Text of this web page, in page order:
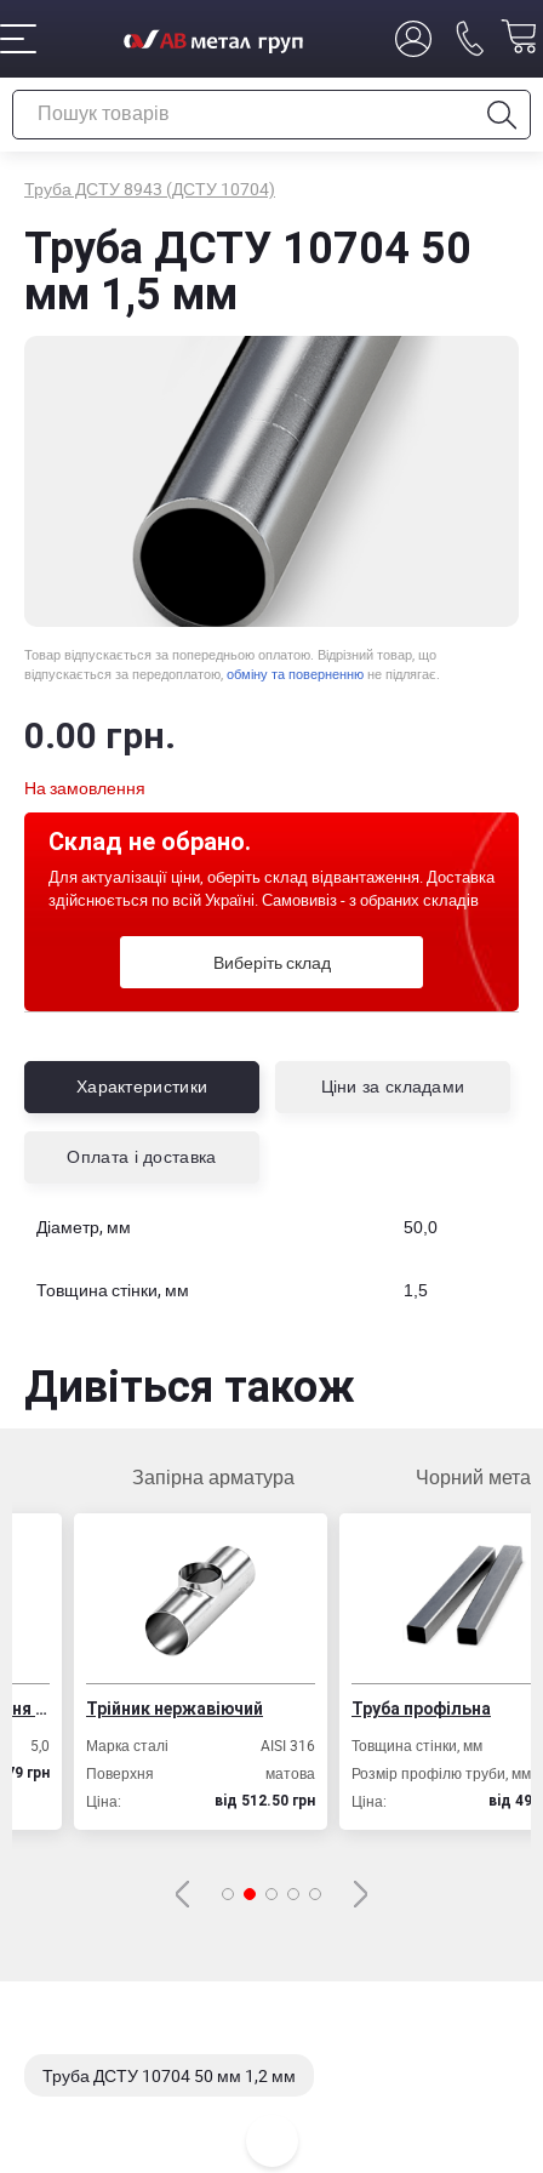
Труба ДСТУ 8943 (ДСТУ 10704)
Труба ДСТУ 10704 50
мм 1,5 мм
Товар відпускається за попередньою оплатою. Відрізний товар, що
відпускається за передоплатою, обміну та поверненню не підлягає.
0.00 грн.
На замовлення
Склад не обрано.
Для актуалізації ціни, оберіть склад відвантаження. Доставка
здійснюється по всій Україні. Самовивіз - з обраних складів
Виберіть склад
Характеристики Ціни за складами
Оплата і доставка
Діаметр, мм 50,0
Товщина стінки, мм 1,5
Дивіться також
Запірна арматура
Трійник нержавіючий
Марка сталі
AISI 316
Поверхня
матова
вiд 512.50 грн
Чорний метал
Труба профільна
Товщина стінки, мм
Розмір профілю труби, мм 20х20
Ціна:
вiд 49.80 грн
Труба ДСТУ 10704 50 мм 1,2 мм